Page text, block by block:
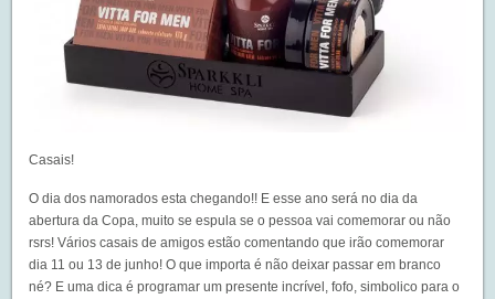
Casais!
O dia dos namorados esta chegando!! E esse ano será no dia da
abertura da Copa, muito se espula se o pessoa vai comemorar ou não
rsrs! Vários casais de amigos estão comentando que irão comemorar
dia 11 ou 13 de junho! O que importa é não deixar passar em branco
né? E uma dica é programar um presente incrível, fofo, simbolico para o